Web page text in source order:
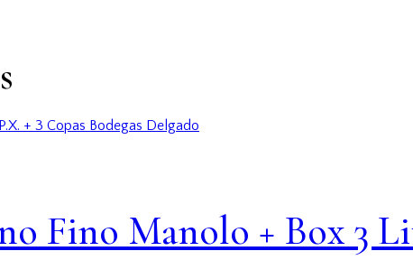
Fino Manolo + Box 3